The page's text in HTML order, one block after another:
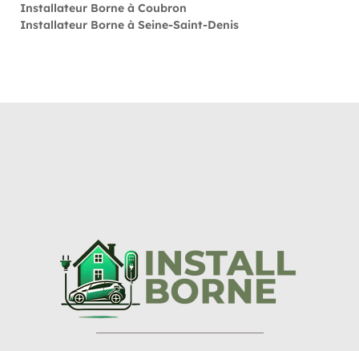
Installateur Borne à Coubron
Installateur Borne à Seine-Saint-Denis